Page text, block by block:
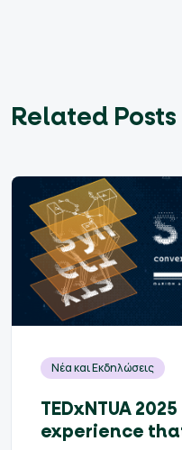
Related Posts
Νέα και Εκδηλώσεις
TEDxNTUA 2025
experience